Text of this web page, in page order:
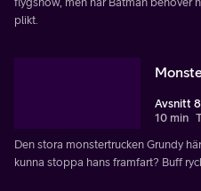
plikt.
Avsnitt 8
10 min
Den stora monstertrucken Grundy
kunna stoppa hans framfart? Buff